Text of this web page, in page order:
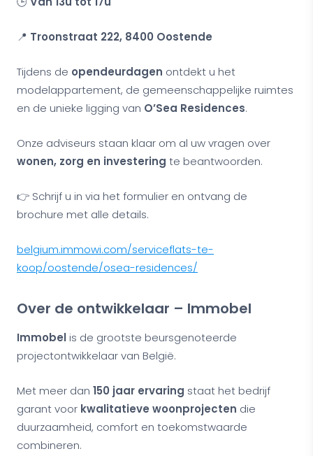
📍 Troonstraat 222, 8400 Oostende
Tijdens de opendeurdagen ontdekt u het
modelappartement, de gemeenschappelijke ruimtes
en de unieke ligging van O’Sea Residences.
Onze adviseurs staan klaar om al uw vragen over
wonen, zorg en investering te beantwoorden.
👉 Schrijf u in via het formulier en ontvang de
brochure met alle details.
belgium.immowi.com/serviceflats-te-
koop/oostende/osea-residences/
Over de ontwikkelaar – Immobel
Immobel is de grootste beursgenoteerde
projectontwikkelaar van België.
Met meer dan 150 jaar ervaring staat het bedrijf
garant voor kwalitatieve woonprojecten die
duurzaamheid, comfort en toekomstwaarde
combineren.